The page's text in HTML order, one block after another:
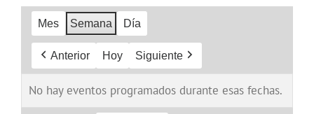
Mes Semana Día
Anterior Hoy Siguiente
No hay eventos programados durante esas fechas.